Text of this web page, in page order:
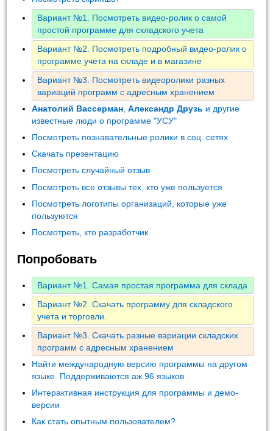
Вариант №1. Посмотреть видео-ролик о самой
простой программе для складского учета
Вариант №2. Посмотреть подробный видео-ролик о
программе учета на складе и в магазине
Вариант №3. Посмотреть видеоролики разных
вариаций программ с адресным хранением
Анатолий Вассерман ,Александр Друзь и другие
известные люди о программе "УСУ"
Посмотреть познавательные ролики в соц. сетях
Скачать презентацию
Посмотреть случайный отзыв
Посмотреть все отзывы тех, кто уже пользуется
Посмотреть логотипы организаций, которые уже
пользуются
Посмотреть, кто разработчик
Попробовать
Вариант №1. Самая простая программа для склада
Вариант №2. Скачать программу для складского
учета и торговли.
Вариант №3. Скачать разные вариации складских
программ с адресным хранением
Найти международную версию программы на другом
языке. Поддерживаются аж 96 языков
Интерактивная инструкция для программы и демо-
версии
Как стать опытным пользователем?